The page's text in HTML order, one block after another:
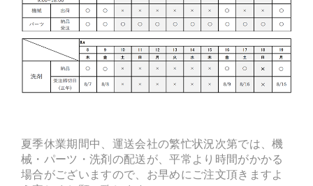
夏季休業期間中、運送会社の繁忙状況次第では、機
械・パーツ・洗剤の配送が、平常より時間がかかる
場合がございますので、お早めにご注文頂きますよ